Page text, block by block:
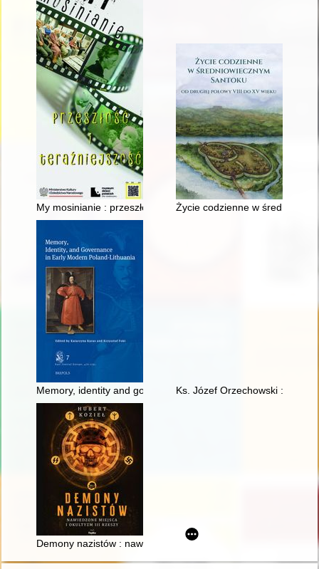
My mosinianie : przeszłość i teraźniejszość
Życie codzienne w
Memory, identity and governance in early modern Poland-
Ks. Józef Orzechowski : na
Demony nazistów : nawiedzone miejsca i okultyzm III Rzeszy